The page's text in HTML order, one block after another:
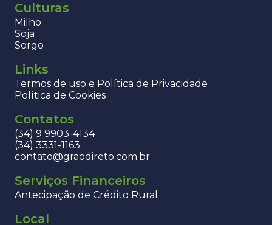
Culturas
Milho
Soja
Sorgo
Links
Termos de uso e Política de Privacidade
Política de Cookies
Contatos
(34) 9 9903-4134
(34) 3331-1163
contato@graodireto.com.br
Serviços Financeiros
Antecipação de Crédito Rural
Local